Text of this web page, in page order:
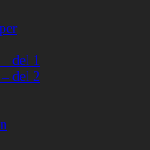
del 1
del 2